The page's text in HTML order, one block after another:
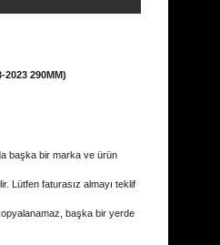
2023 290MM)
başka bir marka ve ürün
Lütfen faturasız almayı teklif
başka bir yerde